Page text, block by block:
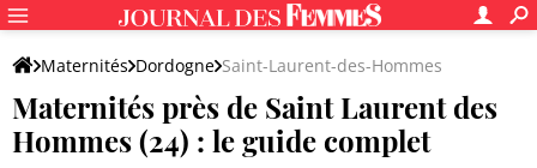
Maternités Dordogne Saint-Laurent-des-Hommes
Maternités près de Saint Laurent des
Hommes (24) : le guide complet